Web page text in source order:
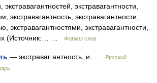
экстравагантностей, экстравагантности,
экстравагантность, экстравагантности,
экстравагантностями, экстравагантности,
(Источник:… …
Формы слов
— экстраваг антность, и …
Русский